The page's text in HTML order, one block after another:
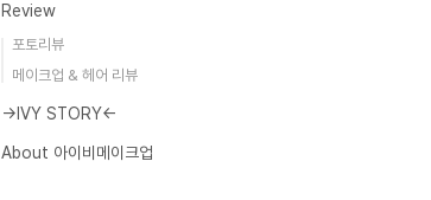
Review
포토리뷰
메이크업 & 헤어 리뷰
→IVY STORY←
About 아이비메이크업